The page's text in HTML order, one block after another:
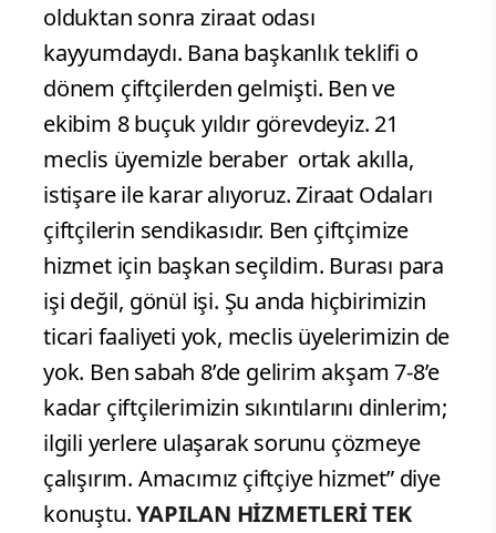
olduktan sonra ziraat odası
kayyumdaydı. Bana başkanlık teklifi o
dönem çiftçilerden gelmişti. Ben ve
ekibim 8 buçuk yıldır görevdeyiz. 21
meclis üyemizle beraber ortak akılla,
istişare ile karar alıyoruz. Ziraat Odaları
çiftçilerin sendikasıdır. Ben çiftçimize
hizmet için başkan seçildim. Burası para
işi değil, gönül işi. Şu anda hiçbirimizin
ticari faaliyeti yok, meclis üyelerimizin de
yok. Ben sabah 8’de gelirim akşam 7-8’e
kadar çiftçilerimizin sıkıntılarını dinlerim;
ilgili yerlere ulaşarak sorunu çözmeye
çalışırım. Amacımız çiftçiye hizmet” diye
konuştu.YAPILAN HİZMETLERİ TEK